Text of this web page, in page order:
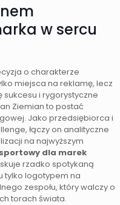
w sercu
o charakterze
miejsca na reklamę, lecz
i rygorystyczne
Ziemian to postać
Jako przedsiębiorca i
łączy on analityczne
na najwyższym
dla marek
rzadko spotykaną
tylko logotypem na
zespołu, który walczy o
torach świata.